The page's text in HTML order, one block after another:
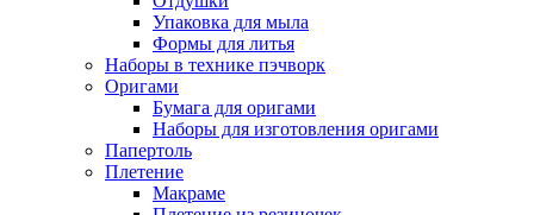
Упаковка для мыла
Формы для литья
Наборы в технике пэчворк
Оригами
Бумага для оригами
Наборы для изготовления оригами
Папертоль
Плетение
Макраме